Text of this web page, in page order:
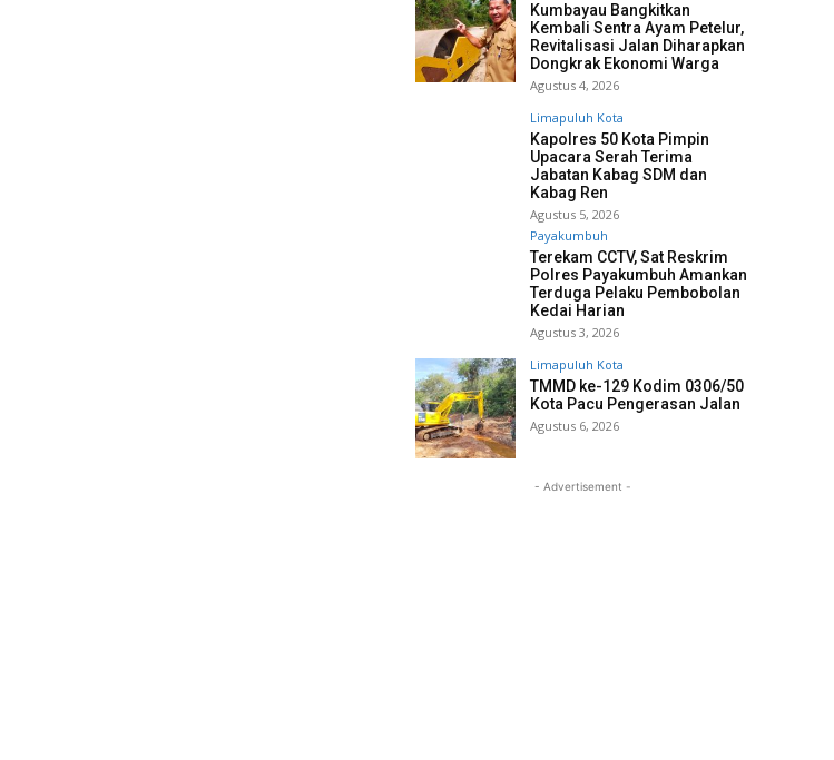
Kumbayau Bangkitkan
Kembali Sentra Ayam Petelur,
Revitalisasi Jalan Diharapkan
Dongkrak Ekonomi Warga
Agustus 4, 2026
Limapuluh Kota
Kapolres 50 Kota Pimpin
Upacara Serah Terima
Jabatan Kabag SDM dan
Kabag Ren
Agustus 5, 2026
Payakumbuh
Terekam CCTV, Sat Reskrim
Polres Payakumbuh Amankan
Terduga Pelaku Pembobolan
Kedai Harian
Agustus 3, 2026
Limapuluh Kota
TMMD ke-129 Kodim 0306/50
Kota Pacu Pengerasan Jalan
Agustus 6, 2026
- Advertisement -